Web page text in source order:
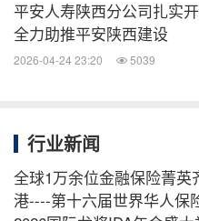
率达96.9%，同比上升
续率95.0%，同比上升
展成效显著。2025年上
59.72亿元，同比增长
耕存续客户，上半年实
提升0.4个百分点，截至
平安人寿陕西分公司扎实
全力助推平安陕西建设
2026-04-24 23:20 5039
行业新闻
全球1万余位金融保险菁英
港----第十六届世界华人保